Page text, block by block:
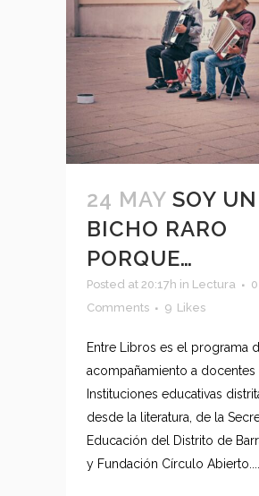
24 MAY SOY UN
BICHO RARO
PORQUE…
Posted at 20:17h in Lectura
0
Comments
9 Likes
Entre Libros es el programa
acompañamiento a docentes
Instituciones educativas
desde la literatura, de la
Educación del Distrito de
y Fundación Círculo Abierto....